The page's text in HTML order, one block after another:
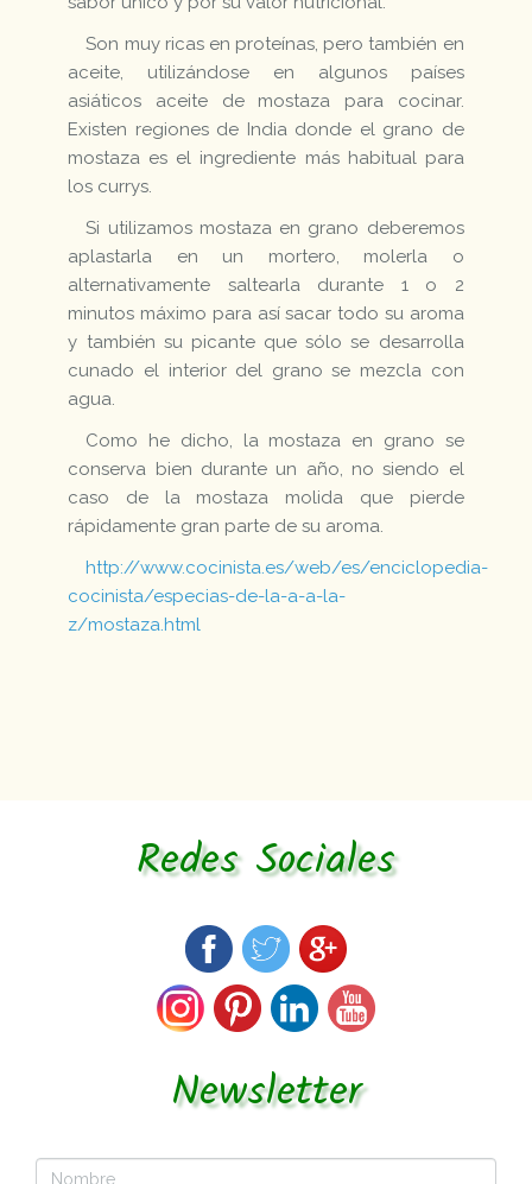
Son muy ricas en proteínas, pero también en
aceite, utilizándose en algunos países
asiáticos aceite de mostaza para cocinar.
Existen regiones de India donde el grano de
mostaza es el ingrediente más habitual para
los currys.
Si utilizamos mostaza en grano deberemos
aplastarla en un mortero, molerla o
alternativamente saltearla durante 1 o 2
minutos máximo para así sacar todo su aroma
y también su picante que sólo se desarrolla
cunado el interior del grano se mezcla con
agua.
Como he dicho, la mostaza en grano se
conserva bien durante un año, no siendo el
caso de la mostaza molida que pierde
rápidamente gran parte de su aroma.
http://www.cocinista.es/web/es/enciclopedia-
cocinista/especias-de-la-a-a-la-
z/mostaza.html
Redes Sociales
Newsletter